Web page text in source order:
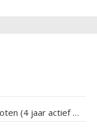
Nee, in 2021 gesloten (4 jaar actief geweest)